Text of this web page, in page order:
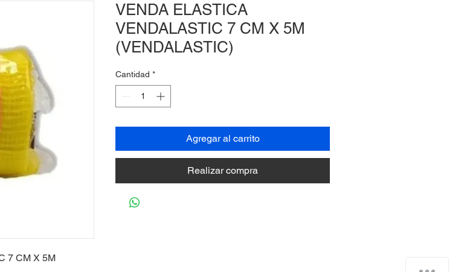
7 CM X 5M
VENDA ELASTICA
VENDALASTIC 7 CM X 5M
(VENDALASTIC)
Cantidad *
Agregar al carrito
Realizar compra